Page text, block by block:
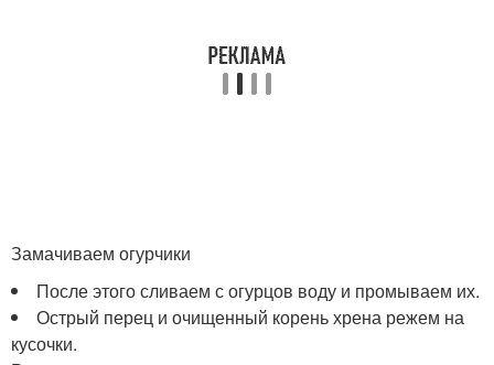
Замачиваем огурчики
После этого сливаем с огурцов воду и промываем их.
Острый перец и очищенный корень хрена режем на
кусочки.